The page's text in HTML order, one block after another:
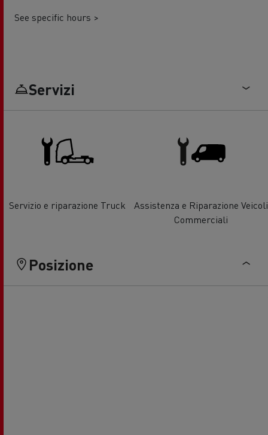
See specific hours >
Servizi
Servizio e riparazione Truck
Assistenza e Riparazione Veicoli
Commerciali
Posizione